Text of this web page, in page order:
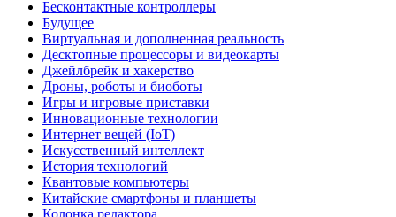
Бесконтактные контроллеры
Будущее
Виртуальная и дополненная реальность
Десктопные процессоры и видеокарты
Джейлбрейк и хакерство
Дроны, роботы и биоботы
Игры и игровые приставки
Инновационные технологии
Интернет вещей (IoT)
Искусственный интеллект
История технологий
Квантовые компьютеры
Китайские смартфоны и планшеты